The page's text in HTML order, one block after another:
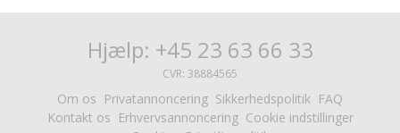
Hjælp: +45 23 63 66 33
CVR: 38884565
Om os Privatannoncering Sikkerhedspolitik FAQ
Kontakt os Erhvervsannoncering Cookie indstillinger